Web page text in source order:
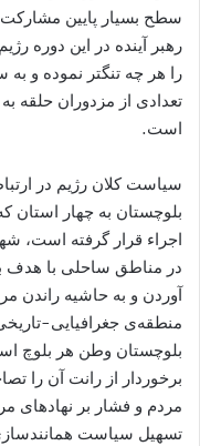
سطح بسیار پایین
رهبر آینده‌ در این دوره‌
را هر چه تنگتر نموده و
تعدادی از مزدوران حلقه
است.
سیاست کلان رژیم در
بلوچستان به چهار استان
اجراء قرار گرفته است،
در مناطق ساحلی با هدف
آوردن و به حاشيه راندن
منطقه‌ی جغرافیایی-
بلوچستان وطن هر بلوچ
برخوردار از رانت آن را
مردم و فشار بر نهادهای
تسهیل سیاست